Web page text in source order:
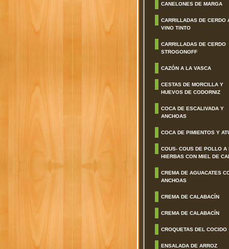
CANELONES DE MARGA
CARRILLADAS DE CERDO
VINO TINTO
CARRILLADAS DE CERDO
STROGONOFF
CAZÓN A LA VASCA
CESTAS DE MORCILLA Y
HUEVOS DE CODORNIZ
COCA DE ESCALIVADA Y
ANCHOAS
COCA DE PIMIENTOS Y
COUS- COUS DE POLLO A
HIERBAS CON MIEL DE
CREMA DE AGUACATES
ANCHOAS
CREMA DE CALABACÍN
CREMA DE CALABACÍN
CROQUETAS DEL COCIDO
ENSALADA DE ARROZ